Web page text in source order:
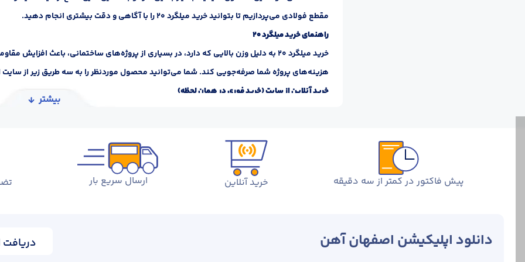
مقطع فولادی می‌پردازیم تا بتوانید خرید میلگرد 20 را با آگاهی و دقت بیشتری انجام دهید.
راهنمای خرید میلگرد 20
خرید میلگرد 20 به دلیل وزن بالایی که دارد، در بسیاری از پروژه‌های ساختمانی، باعث
هزینه‌های پروژه شما صرفه‌جویی کند. شما می‌توانید محصول موردنظر را به سه طریق زیر از
خرید آنلاین از سایت (خرید فوری در همان‌ لحظه)
عوامل موثر بر قیمت میلگرد 20
متاثر از عوامل مختلفی است؛ از میزان عرضه‌وتقاضا گرفته تا نوسانات نرخ ارز و
قیمت میلگرد 20 با توجه به نوع ساده یا آجدار بودن آن متغیر است. یک نکته مهم
20 که به روش ترمکس تولیدشده‌باشند، به‌دلیل هزینه کم و سرعت سریع، قیمت پایین‌تری دارند.
بیشتر
پیش فاکتور در کمتر از سه دقیقه خرید آنلاین ارسال سریع بار
دانلود اپلیکیشن اصفهان آهن دریافت